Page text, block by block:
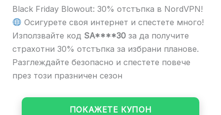
Black Friday Blowout: 30% отстъпка в NordVPN!
Осигурете своя интернет и спестете много!
Използвайте код SA****30 за да получите
страхотни 30% отстъпка за избрани планове.
Разглеждайте безопасно и спестете повече
през този празничен сезон
ПОКАЖЕТЕ КУПОН